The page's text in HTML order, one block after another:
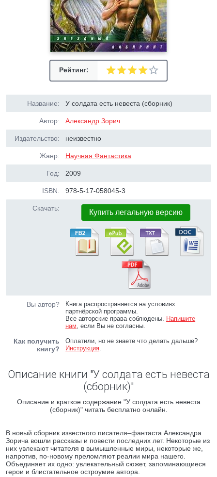
Рейтинг:
Название: У солдата есть невеста (сборник)
Автор: Александр Зорич
Издательство: неизвестно
Жанр: Научная Фантастика
Год: 2009
ISBN: 978-5-17-058045-3
Скачать: Купить легальную версию
Вы автор?
Книга распространяется на условиях
партнёрской программы.
Все авторские права соблюдены. Напишите
нам, если Вы не согласны.
Как получить
книгу?
Оплатили, но не знаете что делать дальше?
Инструкция.
Описание книги "У солдата есть невеста
(сборник)"
Описание и краткое содержание "У солдата есть невеста
(сборник)" читать бесплатно онлайн.
В новый сборник известного писателя–фантаста Александра
Зорича вошли рассказы и повести последних лет. Некоторые из
них увлекают читателя в вымышленные миры, некоторые же,
напротив, по-новому преломляют реалии мира нашего.
Объединяет их одно: увлекательный сюжет, запоминающиеся
герои и блистательное остроумие автора.